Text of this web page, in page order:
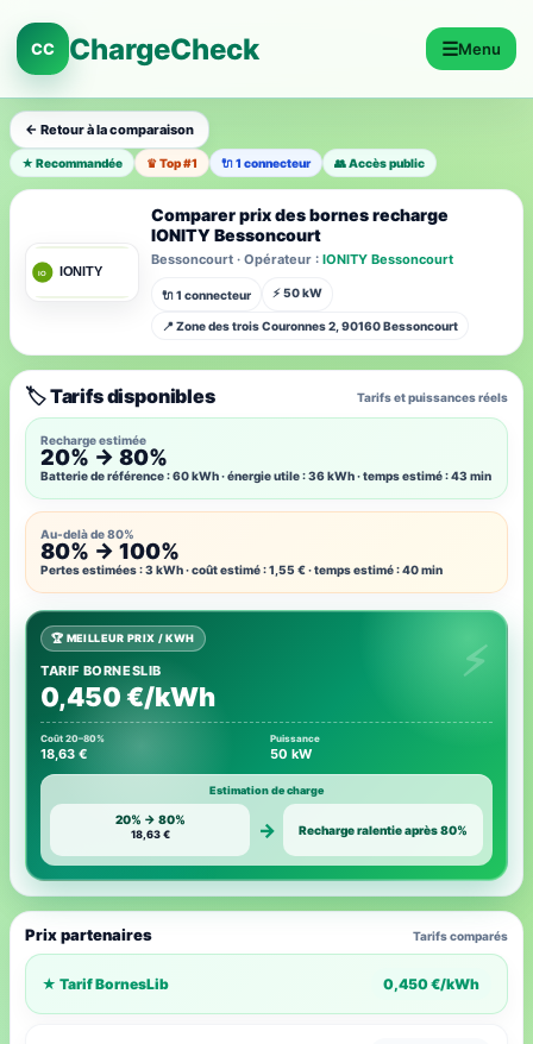
CC ChargeCheck ☰Menu
← Retour à la comparaison
★ Recommandée ♛ Top #1 🔌 1 connecteur 👥 Accès public
Comparer prix des bornes recharge
IONITY Bessoncourt
Bessoncourt · Opérateur : IONITY Bessoncourt
🔌 1 connecteur ⚡ 50 kW
📍 Zone des trois Couronnes 2, 90160 Bessoncourt
🏷️ Tarifs disponibles Tarifs et puissances réels
Recharge estimée
20% → 80%
Batterie de référence : 60 kWh · énergie utile : 36 kWh · temps estimé : 43 min
Au-delà de 80%
80% → 100%
Pertes estimées : 3 kWh · coût estimé : 1,55 € · temps estimé : 40 min
🏆 MEILLEUR PRIX / KWH
TARIF BORNESLIB
0,450 €/kWh
Coût 20–80%
18,63 €
Puissance
50 kW
Estimation de charge
20% → 80%
18,63 € → Recharge ralentie après 80%
Prix partenaires Tarifs comparés
★ Tarif BornesLib 0,450 €/kWh